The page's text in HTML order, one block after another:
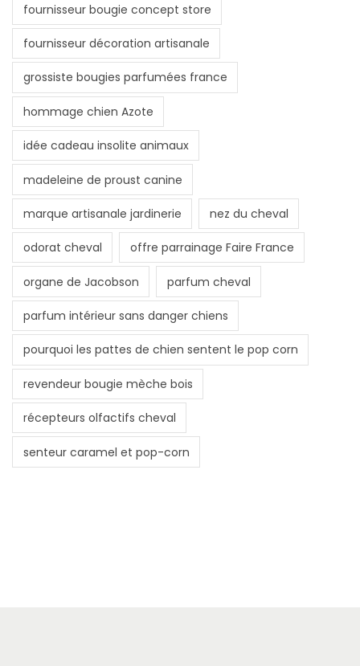
fournisseur bougie concept store
fournisseur décoration artisanale
grossiste bougies parfumées france
hommage chien Azote
idée cadeau insolite animaux
madeleine de proust canine
marque artisanale jardinerie nez du cheval
odorat cheval offre parrainage Faire France
organe de Jacobson parfum cheval
parfum intérieur sans danger chiens
pourquoi les pattes de chien sentent le pop corn
revendeur bougie mèche bois
récepteurs olfactifs cheval
senteur caramel et pop-corn